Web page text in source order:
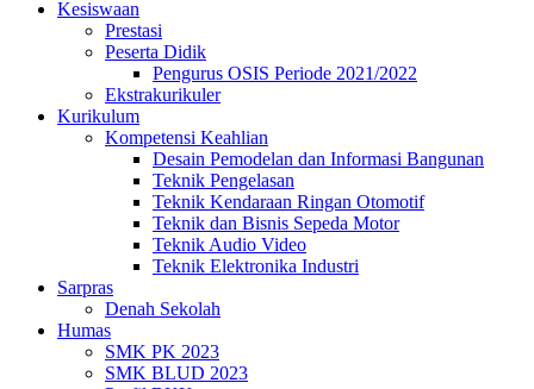
Kesiswaan
Prestasi
Peserta Didik
Pengurus OSIS Periode 2021/2022
Ekstrakurikuler
Kurikulum
Kompetensi Keahlian
Desain Pemodelan dan Informasi Bangunan
Teknik Pengelasan
Teknik Kendaraan Ringan Otomotif
Teknik dan Bisnis Sepeda Motor
Teknik Audio Video
Teknik Elektronika Industri
Sarpras
Denah Sekolah
Humas
SMK PK 2023
SMK BLUD 2023